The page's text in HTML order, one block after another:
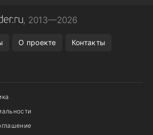
, 2013—2026
О проекте Контакты